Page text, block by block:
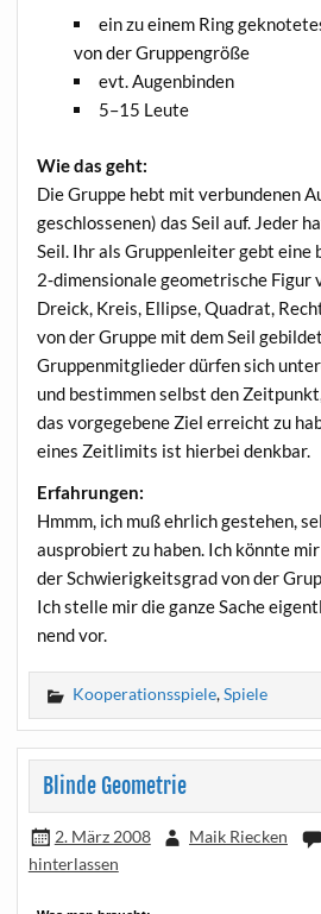
ein zu einem Ring
von der Gruppengröße
evt. Augen­bin­den
5–15 Leu­te
Wie das geht:
Die Grup­pe hebt mit ver­bun­de­nen
geschlos­se­nen) das Seil auf. Jeder
Seil. Ihr als Grup­pen­lei­ter gebt eine
2‑dimensionale geo­me­tri­sche
Dreick, Kreis, Ellip­se, Qua­drat,
von der Grup­pe mit dem Seil
Grup­pen­mit­glie­der dür­fen sich
und bestim­men selbst den
das vor­ge­ge­be­ne Ziel erreicht zu
eines Zeit­li­mits ist hier­bei denkbar.
Erfah­run­gen:
Hmmm, ich muß ehr­lich geste­hen,
aus­pro­biert zu haben. Ich könn­te
der Schwie­rig­keits­grad von der
Ich stel­le mir die gan­ze Sache
nend vor.
Kooperationsspiele,Spiele
Blinde Geometrie
2. März 2008 Maik Riecken
hinterlassen